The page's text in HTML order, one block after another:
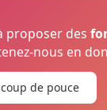
proposer des
nous en
de pouce